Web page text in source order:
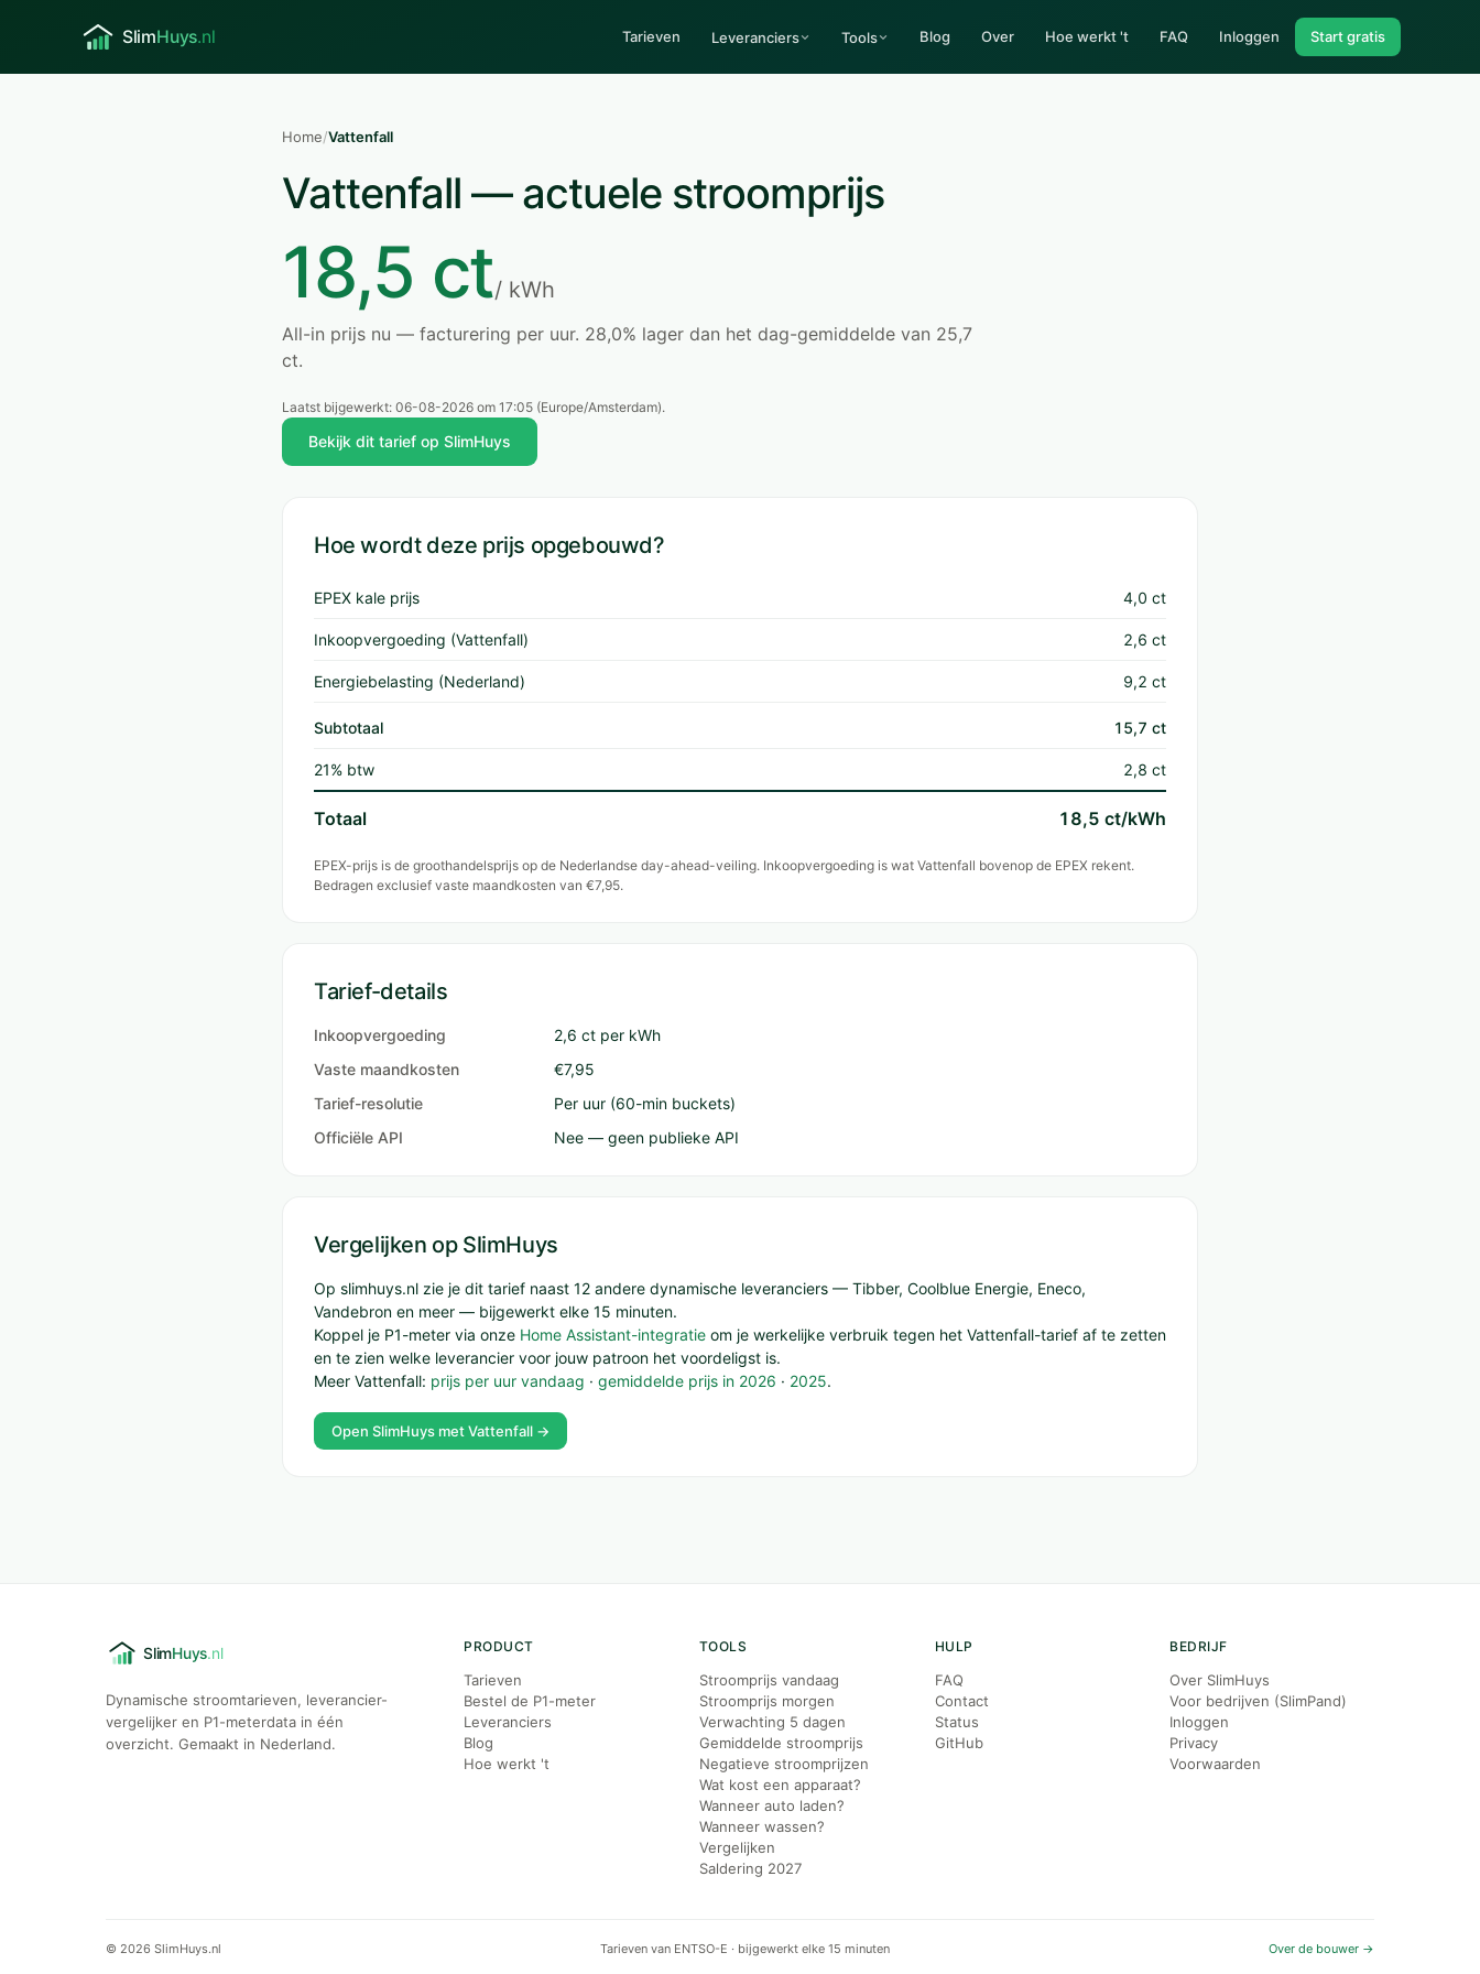
Tarieven Leveranciers Tools Blog Over Hoe werkt 't FAQ Inloggen Start gratis
Home/Vattenfall
Vattenfall — actuele stroomprijs
18,5 ct/ kWh
All-in prijs nu — facturering per uur. 28,0% lager dan het dag-gemiddelde van 25,7
ct.
Laatst bijgewerkt: 06-08-2026 om 17:05 (Europe/Amsterdam).
Bekijk dit tarief op SlimHuys
Hoe wordt deze prijs opgebouwd?
EPEX kale prijs 4,0 ct
Inkoopvergoeding (Vattenfall) 2,6 ct
Energiebelasting (Nederland) 9,2 ct
Subtotaal 15,7 ct
21% btw 2,8 ct
Totaal 18,5 ct/kWh
EPEX-prijs is de groothandelsprijs op de Nederlandse day-ahead-veiling. Inkoopvergoeding is wat Vattenfall bovenop de EPEX rekent.
Bedragen exclusief vaste maandkosten van €7,95.
Tarief-details
Inkoopvergoeding
2,6 ct per kWh
Vaste maandkosten
€7,95
Tarief-resolutie
Per uur (60-min buckets)
Officiële API
Nee — geen publieke API
Vergelijken op SlimHuys
Op slimhuys.nl zie je dit tarief naast 12 andere dynamische leveranciers — Tibber, Coolblue Energie, Eneco,
Vandebron en meer — bijgewerkt elke 15 minuten.
Koppel je P1-meter via onze Home Assistant-integratie om je werkelijke verbruik tegen het Vattenfall-tarief af te zetten
en te zien welke leverancier voor jouw patroon het voordeligst is.
Meer Vattenfall: prijs per uur vandaag · gemiddelde prijs in 2026 · 2025.
Open SlimHuys met Vattenfall →
Dynamische stroomtarieven, leverancier-
vergelijker en P1-meterdata in één
overzicht. Gemaakt in Nederland.
PRODUCT
Tarieven
Bestel de P1-meter
Leveranciers
Blog
Hoe werkt 't
TOOLS
Stroomprijs vandaag
Stroomprijs morgen
Verwachting 5 dagen
Gemiddelde stroomprijs
Negatieve stroomprijzen
Wat kost een apparaat?
Wanneer auto laden?
Wanneer wassen?
Vergelijken
Saldering 2027
HULP
FAQ
Contact
Status
GitHub
BEDRIJF
Over SlimHuys
Voor bedrijven (SlimPand)
Inloggen
Privacy
Voorwaarden
© 2026 SlimHuys.nl Tarieven van ENTSO-E · bijgewerkt elke 15 minuten Over de bouwer →